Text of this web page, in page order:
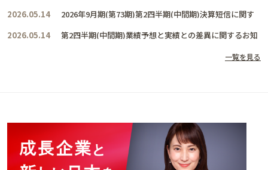
2026.05.14
2026年9月期(第73期)第2四半期(中間期)決算短信に関す
2026.05.14
第2四半期(中間期)業績予想と実績との差異に関するお知
一覧を見る